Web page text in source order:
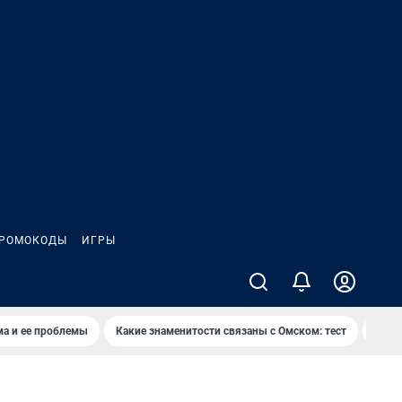
ИГРЫ
и ее проблемы Какие знаменитости связаны с Омском: тест